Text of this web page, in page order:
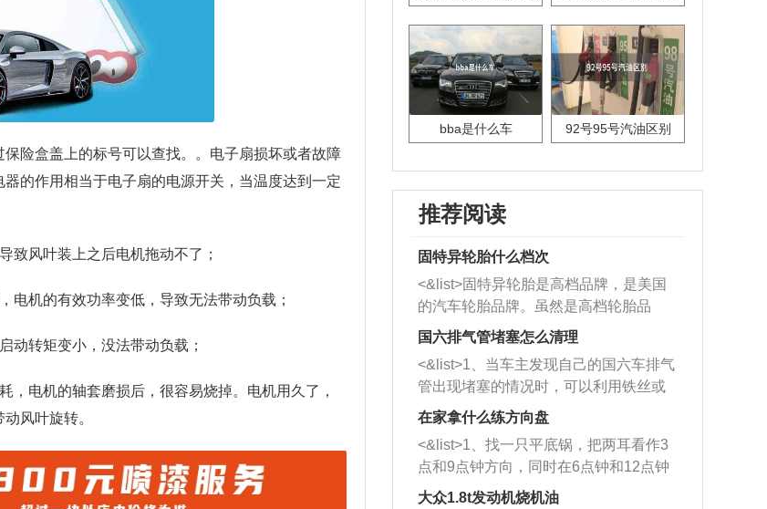
险盒盖上的标号可以查找。。电子扇损坏或者故障
的作用相当于电子扇的电源开关，当温度达到一定
致风叶装上之后电机拖动不了；
电机的有效功率变低，导致无法带动负载；
动转矩变小，没法带动负载；
，电机的轴套磨损后，很容易烧掉。电机用久了，
风叶旋转。
bba是什么车 92号95号汽油区别
推荐阅读
固特异轮胎什么档次
<&list>固特异轮胎是高档品牌，是美国
的汽车轮胎品牌。虽然是高档轮胎品
牌，但是中高低端的轮胎都有生产，这
也是为了更好的开拓市场。
国六排气管堵塞怎么清理
<&list>1、当车主发现自己的国六车排气
管出现堵塞的情况时，可以利用铁丝或
者是细棍，直接将杂物给取出来，如果
堵塞情况比较严重，也可以采取应急措
施。 <&list>2、直接利用木棍将所有的
杂物推到排气管里面的位置处，然后将
三元催化器拆解开，就可以将堵塞的东
在家拿什么练方向盘
<&list>1、找一只平底锅，把两耳看作3
点和9点钟方向，同时在6点钟和12点钟
方向做一个标记。 <&list>2、双手握住
大众1.8t发动机烧机油